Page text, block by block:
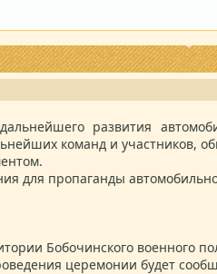
развития
команд и участников,
для пропаганды
Бобочинского военного
церемонии будет